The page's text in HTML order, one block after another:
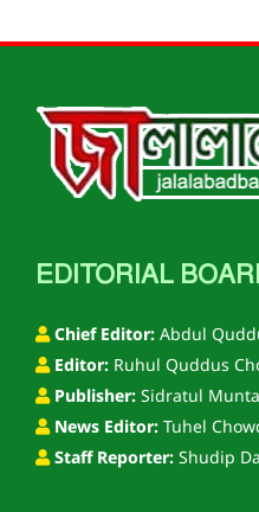
EDITORIAL
Chief Editor: Abdul
Editor: Ruhul Quddus
Publisher: Sidratul
News Editor: Tuhel
Staff Reporter: Shudip